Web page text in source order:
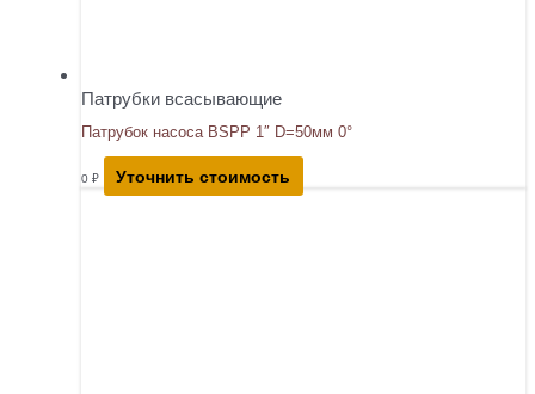
Патрубки всасывающие
Патрубок насоса BSPP 1″ D=50мм 0°
0 ₽ Уточнить стоимость